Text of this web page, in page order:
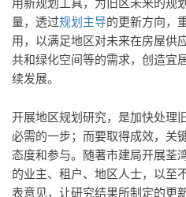
量，透过规划主导的更新方向，
用，以满足地区对未来在房屋供
共和绿化空间等的需求，创造宜
续发展。
开展地区规划研究，是加快处理
必需的一步；而要取得成效，关
态度和参与。随著市建局开展荃
的业主、租户、地区人士，以至
表意见，让研究结果所制定的更